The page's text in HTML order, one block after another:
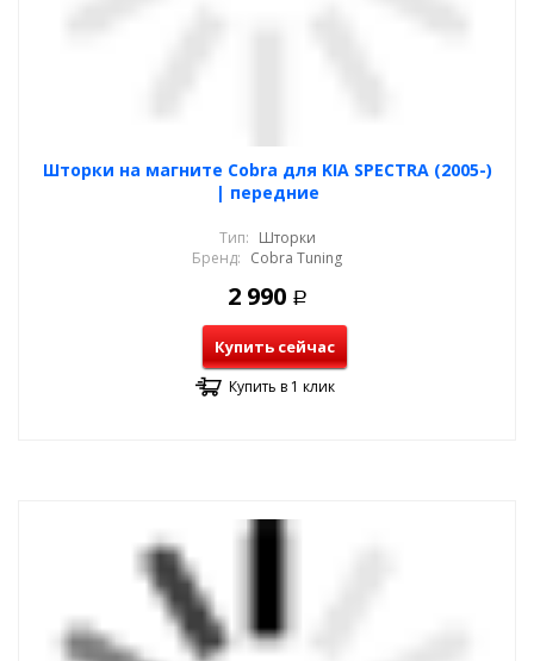
Шторки на магните Cobra для KIA SPECTRA (2005-)
| передние
Тип: Шторки
Бренд: Cobra Tuning
2 990 Р
Купить сейчас
Купить в 1 клик